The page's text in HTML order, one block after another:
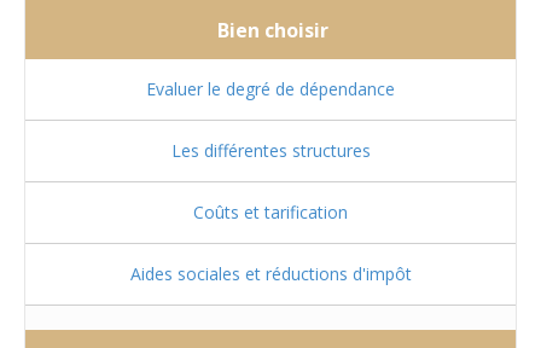
Bien choisir
Evaluer le degré de dépendance
Les différentes structures
Coûts et tarification
Aides sociales et réductions d'impôt